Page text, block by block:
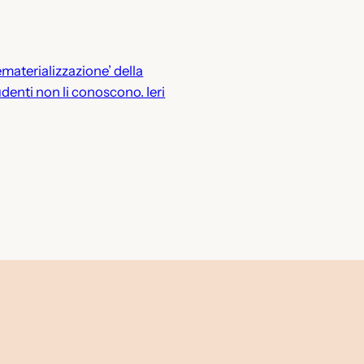
della
non li conoscono. Ieri